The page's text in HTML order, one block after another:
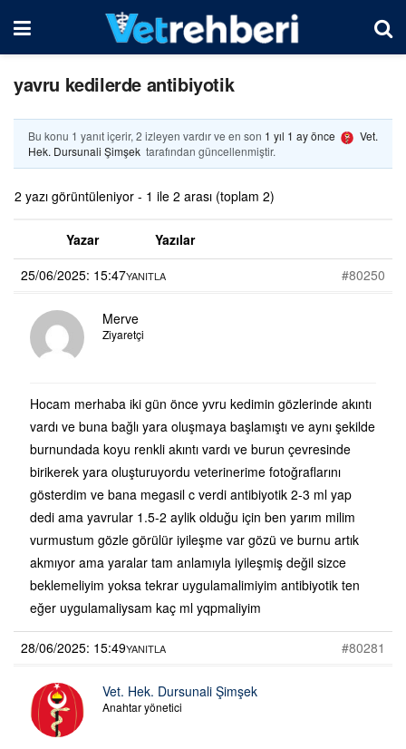
yavru kedilerde antibiyotik
Bu konu 1 yanıt içerir, 2 izleyen vardır ve en son 1 yıl 1 ay önce
Vet.
Hek. Dursunali Şimşek tarafından güncellenmiştir.
2 yazı görüntüleniyor - 1 ile 2 arası (toplam 2)
Yazar
Yazılar
25/06/2025: 15:47
#80250
YANITLA
Merve
Ziyaretçi
Hocam merhaba iki gün önce yvru kedimin gözlerinde akıntı
vardı ve buna bağlı yara oluşmaya başlamıştı ve aynı şekilde
burnundada koyu renkli akıntı vardı ve burun çevresinde
birikerek yara oluşturuyordu veterinerime fotoğraflarını
gösterdim ve bana megasil c verdi antibiyotik 2-3 ml yap
dedi ama yavrular 1.5-2 aylik olduğu için ben yarım milim
vurmustum gözle görülür iyileşme var gözü ve burnu artık
akmıyor ama yaralar tam anlamıyla iyileşmiş değil sizce
beklemeliyim yoksa tekrar uygulamalimiyim antibiyotik ten
eğer uygulamaliysam kaç ml yqpmaliyim
28/06/2025: 15:49 #80281
YANITLA
Vet. Hek. Dursunali Şimşek
Anahtar yönetici